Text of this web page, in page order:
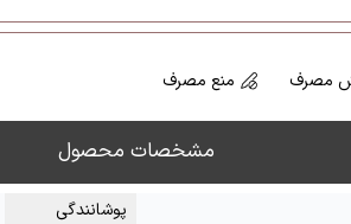
مصرف منع مصرف
مشخصات محصول
پوشانندگی